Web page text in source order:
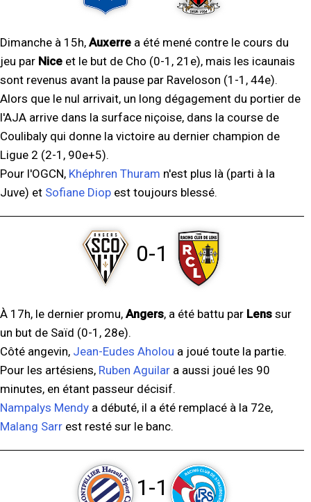
Dimanche à 15h, Auxerre a été mené contre le cours du
jeu par Nice et le but de Cho (0-1, 21e), mais les icaunais
sont revenus avant la pause par Raveloson (1-1, 44e).
Alors que le nul arrivait, un long dégagement du portier de
l'AJA arrive dans la surface niçoise, dans la course de
Coulibaly qui donne la victoire au dernier champion de
Ligue 2 (2-1, 90e+5).
Pour l'OGCN, Khéphren Thuram n'est plus là (parti à la
Juve) et Sofiane Diop est toujours blessé.
0-1
À 17h, le dernier promu, Angers, a été battu par Lens sur
un but de Saïd (0-1, 28e).
Côté angevin, Jean-Eudes Aholou a joué toute la partie.
Pour les artésiens, Ruben Aguilar a aussi joué les 90
minutes, en étant passeur décisif.
Nampalys Mendy a débuté, il a été remplacé à la 72e,
Malang Sarr est resté sur le banc.
1-1